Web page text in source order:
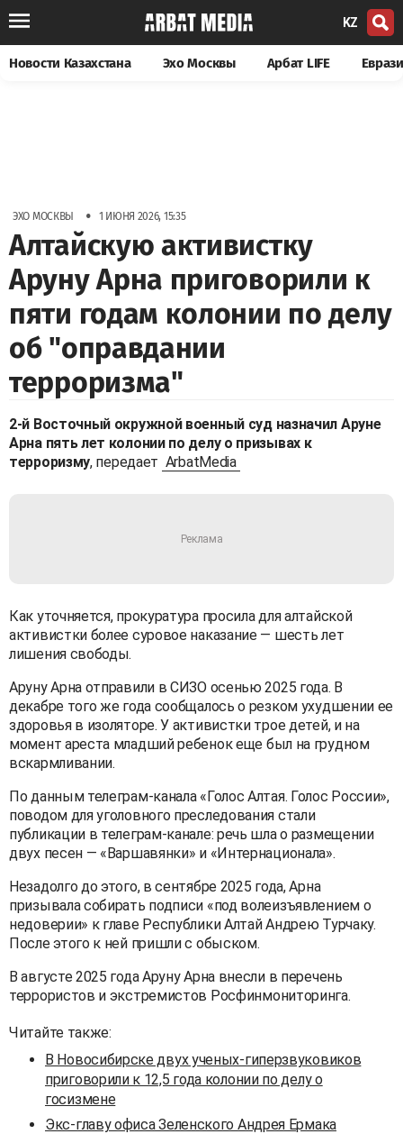
KZ
Новости Казахстана Эхо Москвы Арбат LIFE
ЭХО МОСКВЫ • 1 ИЮНЯ 2026, 15:35
Алтайскую активистку
Аруну Арна приговорили к
пяти годам колонии по делу
об "оправдании
терроризма"
2-й Восточный окружной военный суд назначил Аруне
Арна пять лет колонии по делу о призывах к
терроризму, передает ArbatMedia
Как уточняется, прокуратура просила для алтайской
активистки более суровое наказание — шесть лет
лишения свободы.
Аруну Арна отправили в СИЗО осенью 2025 года. В
декабре того же года сообщалось о резком ухудшении ее
здоровья в изоляторе. У активистки трое детей, и на
момент ареста младший ребенок еще был на грудном
вскармливании.
По данным телеграм-канала «Голос Алтая. Голос России»,
поводом для уголовного преследования стали
публикации в телеграм-канале: речь шла о размещении
двух песен — «Варшавянки» и «Интернационала».
Незадолго до этого, в сентябре 2025 года, Арна
призывала собирать подписи «под волеизъявлением о
недоверии» к главе Республики Алтай Андрею Турчаку.
После этого к ней пришли с обыском.
В августе 2025 года Аруну Арна внесли в перечень
террористов и экстремистов Росфинмониторинга.
Читайте также:
В Новосибирске двух ученых-гиперзвуковиков
приговорили к 12,5 года колонии по делу о
госизмене
Экс-главу офиса Зеленского Андрея Ермака